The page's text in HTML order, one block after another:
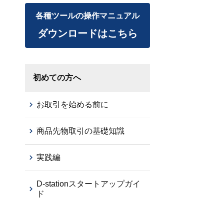
各種ツールの操作マニュアル
ダウンロードはこちら
初めての方へ
お取引を始める前に
商品先物取引の基礎知識
実践編
D-stationスタートアップガイ
ド